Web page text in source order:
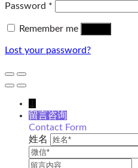
Password *
Remember me
Lost your password?
↓
留言咨询
Contact Form
姓名